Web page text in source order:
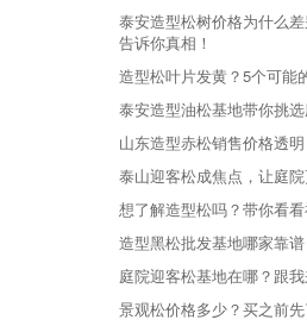
泰安造型松树价格为什么
告诉你真相！
造型松叶片发黄？5个可能
泰安造型油松基地带你挑选
山东造型赤松销售价格透
泰山迎客松成焦点，让庭
想了解造型松吗？带你看
造型黑松批发基地哪家靠
庭院迎客松基地在哪？跟我
景观松价格多少？买之前